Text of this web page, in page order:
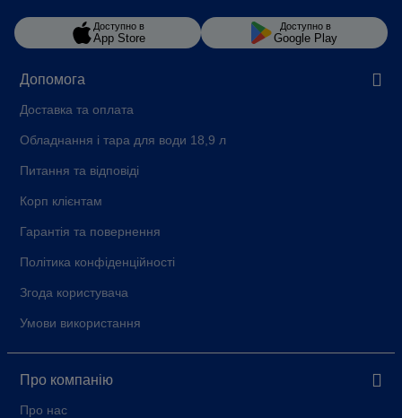
Допомога
Доставка та оплата
Обладнання і тара для води 18,9 л
Питання та відповіді
Корп клієнтам
Гарантія та повернення
Політика конфіденційності
Згода користувача
Умови використання
Про компанію
Про нас
Доступно в
App Store
Доступно в
Google Play